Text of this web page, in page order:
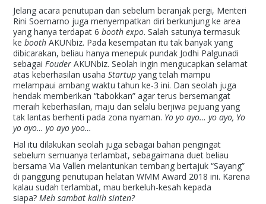
Jelang acara penutupan dan sebelum beranjak pergi, Menteri
Rini Soemarno juga menyempatkan diri berkunjung ke area
yang hanya terdapat 6booth expo. Salah satunya termasuk
keboothAKUNbiz. Pada kesempatan itu tak banyak yang
dibicarakan, beliau hanya menepuk pundak Jodhi Palgunadi
sebagaiFouderAKUNbiz. Seolah ingin mengucapkan selamat
atas keberhasilan usahaStartupyang telah mampu
melampaui ambang waktu tahun ke-3 ini. Dan seolah juga
hendak memberikan “tabokkan” agar terus bersemangat
meraih keberhasilan, maju dan selalu berjiwa pejuang yang
tak lantas berhenti pada zona nyaman. Yo yo ayo… yo ayo, Yo
yo ayo… yo ayo yoo…
Hal itu dilakukan seolah juga sebagai bahan pengingat
sebelum semuanya terlambat, sebagaimana duet beliau
bersama Via Vallen melantunkan tembang bertajuk “Sayang”
di panggung penutupan helatan WMM Award 2018 ini. Karena
kalau sudah terlambat, mau berkeluh-kesah kepada
siapa?Meh sambat kalih sinten?